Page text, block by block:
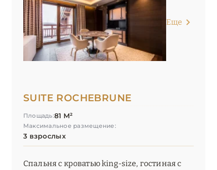
Еще
SUITE ROCHEBRUNE
Площадь:81 М²
Максимальное размещение:
3 взрослых
Спальня с кроватью king-size, гостиная с